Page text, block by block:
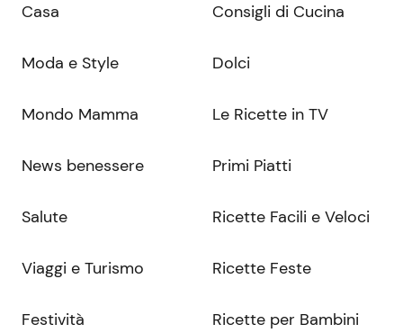
Casa
Moda e Style
Mondo Mamma
News benessere
Salute
Viaggi e Turismo
Festività
Consigli di Cucina
Dolci
Le Ricette in TV
Primi Piatti
Ricette Facili e Veloci
Ricette Feste
Ricette per Bambini